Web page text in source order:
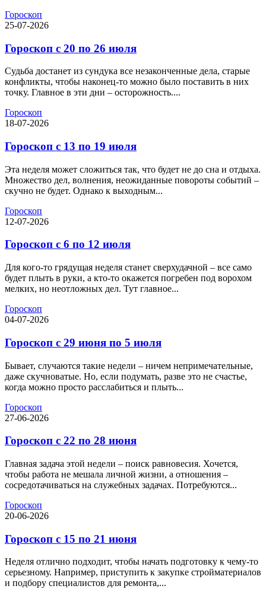
Гороскоп
25-07-2026
Гороскоп с 20 по 26 июля
Судьба достанет из сундука все незаконченные дела, старые
конфликты, чтобы наконец-то можно было поставить в них
точку. Главное в эти дни – осторожность....
Гороскоп
18-07-2026
Гороскоп с 13 по 19 июля
Эта неделя может сложиться так, что будет не до сна и отдыха.
Множество дел, волнения, неожиданные повороты событий –
скучно не будет. Однако к выходным...
Гороскоп
12-07-2026
Гороскоп с 6 по 12 июля
Для кого-то грядущая неделя станет сверхудачной – все само
будет плыть в руки, а кто-то окажется погребен под ворохом
мелких, но неотложных дел. Тут главное...
Гороскоп
04-07-2026
Гороскоп с 29 июня по 5 июля
Бывает, случаются такие недели – ничем непримечательные,
даже скучноватые. Но, если подумать, разве это не счастье,
когда можно просто расслабиться и плыть...
Гороскоп
27-06-2026
Гороскоп с 22 по 28 июня
Главная задача этой недели – поиск равновесия. Хочется,
чтобы работа не мешала личной жизни, а отношения –
сосредотачиваться на служебных задачах. Потребуются...
Гороскоп
20-06-2026
Гороскоп с 15 по 21 июня
Неделя отлично подходит, чтобы начать подготовку к чему-то
серьезному. Например, приступить к закупке стройматериалов
и подбору специалистов для ремонта,...